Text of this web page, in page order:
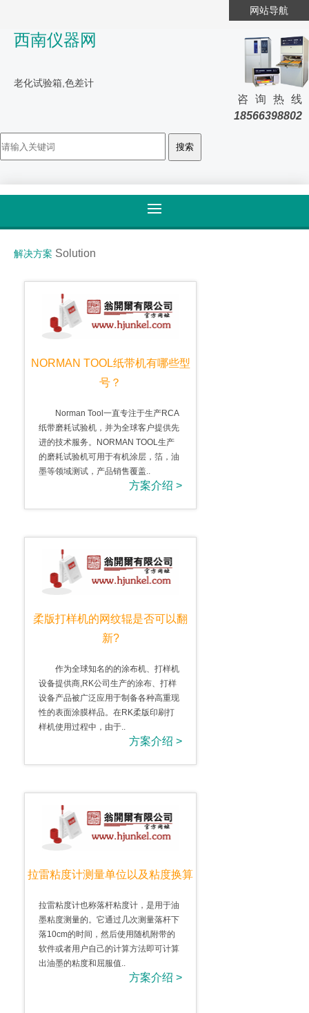
网站导航
西南仪器网
老化试验箱,色差计
咨询热线
18566398802
解决方案 Solution
NORMAN TOOL纸带机有哪些型
号？
Norman Tool一直专注于生产RCA
纸带磨耗试验机，并为全球客户提供先
进的技术服务。NORMAN TOOL生产
的磨耗试验机可用于有机涂层，箔，油
墨等领域测试，产品销售覆盖..
方案介绍 >
柔版打样机的网纹辊是否可以翻
新?
作为全球知名的的涂布机、打样机
设备提供商,RK公司生产的涂布、打样
设备产品被广泛应用于制备各种高重现
性的表面涂膜样品。在RK柔版印刷打
样机使用过程中，由于..
方案介绍 >
拉雷粘度计测量单位以及粘度换算
拉雷粘度计也称落杆粘度计，是用于油
墨粘度测量的。它通过几次测量落杆下
落10cm的时间，然后使用随机附带的
软件或者用户自己的计算方法即可计算
出油墨的粘度和屈服值..
方案介绍 >